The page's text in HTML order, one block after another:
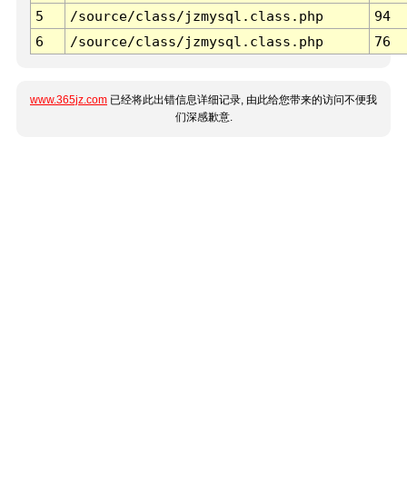
5
/source/class/jzmysql.class.php
94
6
/source/class/jzmysql.class.php 76
www.365jz.com 已经将此出错信息详细记录, 由此给您带来的访问不便我
们深感歉意.